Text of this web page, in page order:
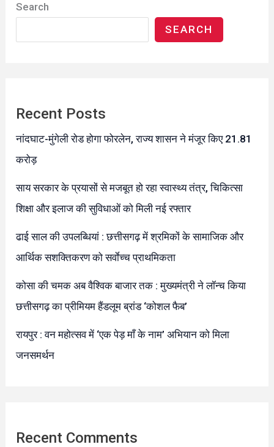
Search
SEARCH
Recent Posts
नांदघाट-मुंगेली रोड होगा फोरलेन, राज्य शासन ने मंजूर किए 21.81
करोड़
साय सरकार के प्रयासों से मजबूत हो रहा स्वास्थ्य तंत्र, चिकित्सा
शिक्षा और इलाज की सुविधाओं को मिली नई रफ्तार
ढाई साल की उपलब्धियां : छत्तीसगढ़ में श्रमिकों के सामाजिक और
आर्थिक सशक्तिकरण को सर्वाेच्च प्राथमिकता
कोसा की चमक अब वैश्विक बाजार तक : मुख्यमंत्री ने लॉन्च किया
छत्तीसगढ़ का प्रीमियम हैंडलूम ब्रांड ‘कोशल फैब’
रायपुर : वन महोत्सव में ‘एक पेड़ माँ के नाम’ अभियान को मिला
जनसमर्थन
Recent Comments